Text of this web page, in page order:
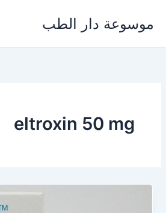
المحتوى
موسوعة دار الطب
eltroxin 50 mg